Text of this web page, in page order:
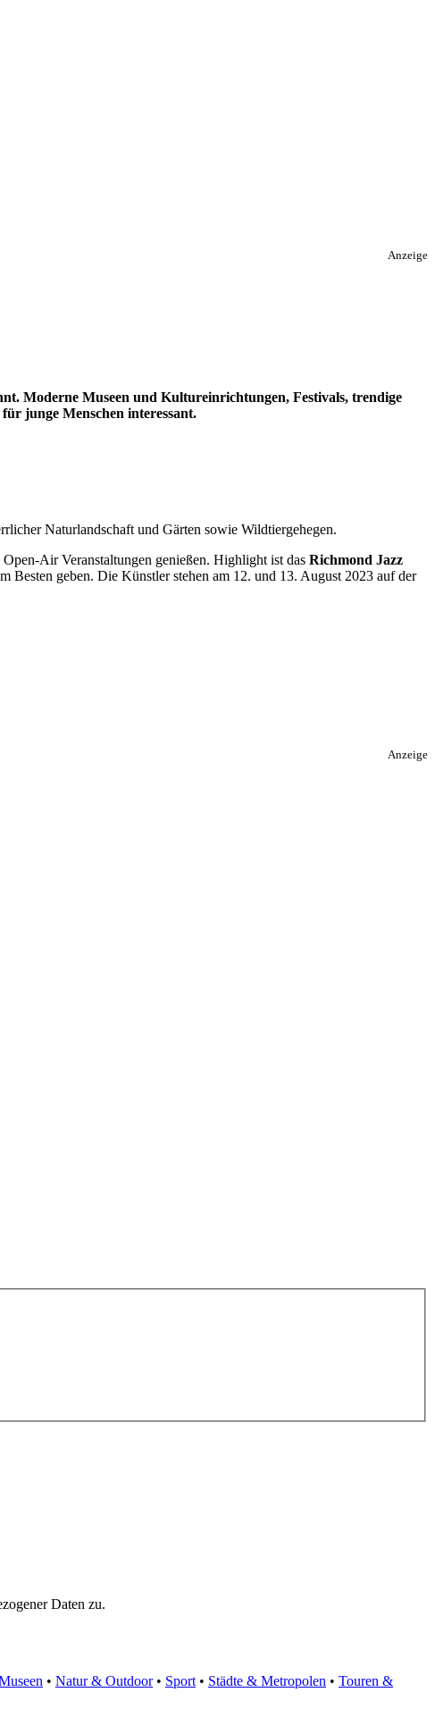
Anzeige
Moderne Museen und Kultureinrichtungen, Festivals, trendige
junge Menschen interessant.
Naturlandschaft und Gärten sowie Wildtiergehegen.
Air Veranstaltungen genießen. Highlight ist das Richmond Jazz
Besten geben. Die Künstler stehen am 12. und 13. August 2023 auf der
Anzeige
Daten zu.
• Natur & Outdoor• Sport • Städte & Metropolen • Touren &